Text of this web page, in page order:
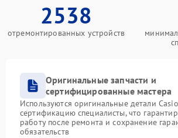
2538
отремонтированных устройств
Оригинальные запчасти и
сертифицированные мастера
Используются оригинальные детали
сертификацию специалисты, что
работу после ремонта и сохранение
обязательств